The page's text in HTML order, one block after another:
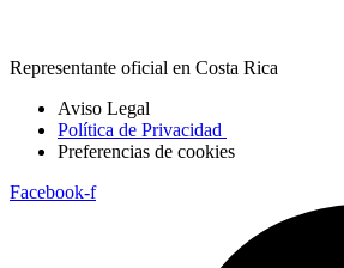
Representante oficial en Costa Rica
Aviso Legal
Política de Privacidad
Preferencias de cookies
Facebook-f